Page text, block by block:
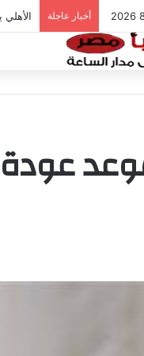
أخبار عاجلة
عودة